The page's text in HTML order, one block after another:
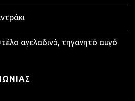
αγελαδινό, τηγανητό αυγό